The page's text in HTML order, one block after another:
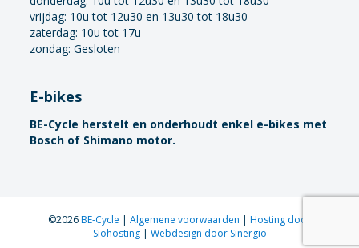
vrijdag: 10u tot 12u30 en 13u30 tot 18u30
zaterdag: 10u tot 17u
zondag: Gesloten
E-bikes
BE-Cycle herstelt en onderhoudt enkel e-bikes met
Bosch of Shimano motor.
©2026BE-Cycle | Algemene voorwaarden | Hosting door
Siohosting | Webdesign door Sinergio